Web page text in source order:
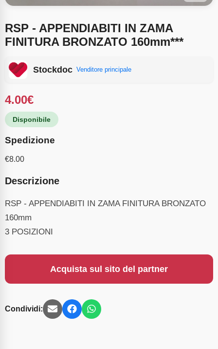
RSP - APPENDIABITI IN ZAMA
FINITURA BRONZATO 160mm***
Stockdoc Venditore principale
4.00€
Disponibile
Spedizione
€8.00
Descrizione
RSP - APPENDIABITI IN ZAMA FINITURA BRONZATO
160mm
3 POSIZIONI
Acquista sul sito del partner
Condividi: